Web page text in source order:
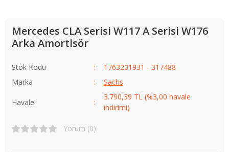
Mercedes CLA Serisi W117 A Serisi W176
Arka Amortisör
Stok Kodu
1763201931 - 317488
Marka
Sachs
Havale
3.790,39 TL (%3,00 havale
indirimi)
Yorum (0)